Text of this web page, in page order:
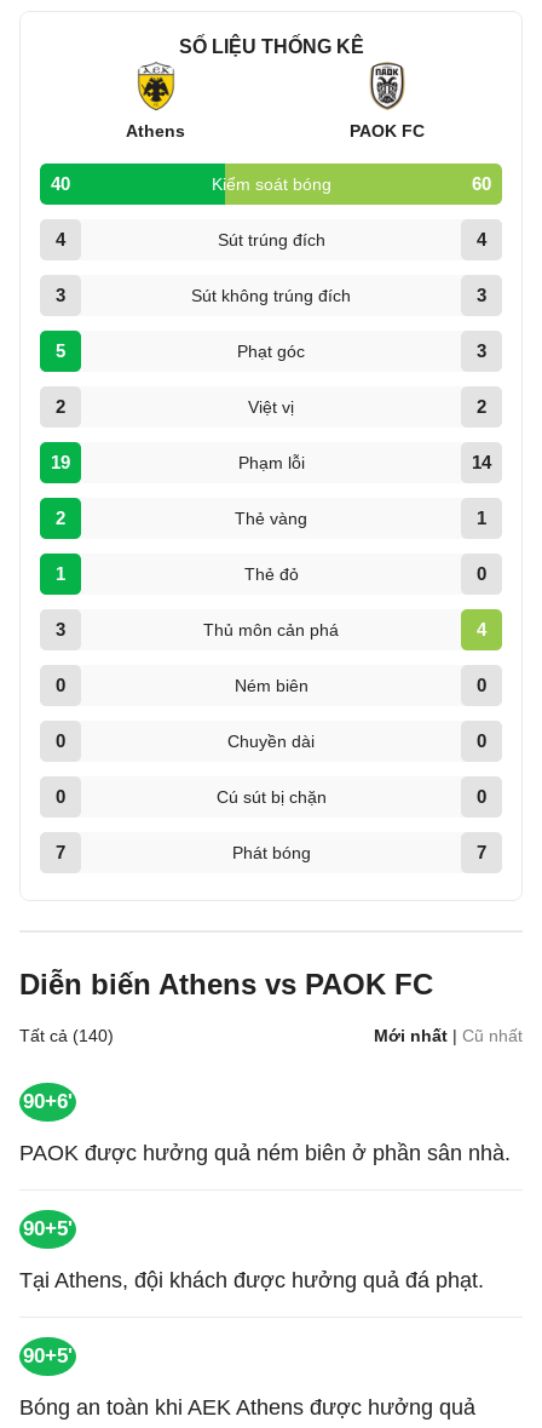
SỐ LIỆU THỐNG KÊ
Athens PAOK FC
40 Kiểm soát bóng 60
4 Sút trúng đích 4
3 Sút không trúng đích 3
5 Phạt góc 3
2 Việt vị 2
19 Phạm lỗi 14
2 Thẻ vàng 1
1 Thẻ đỏ 0
3 Thủ môn cản phá 4
0 Ném biên 0
0 Chuyền dài 0
0 Cú sút bị chặn 0
7 Phát bóng 7
Diễn biến Athens vs PAOK FC
Tất cả (140) Mới nhất | Cũ nhất
90+6'
PAOK được hưởng quả ném biên ở phần sân nhà.
90+5'
Tại Athens, đội khách được hưởng quả đá phạt.
90+5'
Bóng an toàn khi AEK Athens được hưởng quả